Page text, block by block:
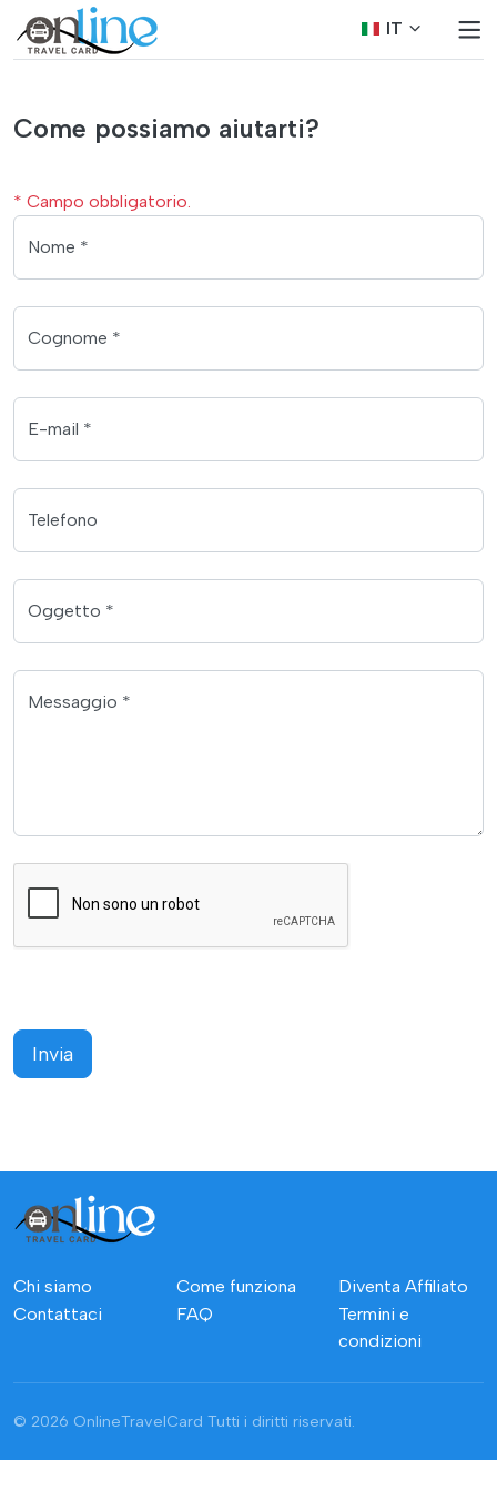
IT
Come possiamo aiutarti?
* Campo obbligatorio.
Nome *
Cognome *
E-mail *
Telefono
Oggetto *
Messaggio *
Invia
Chi siamo
Contattaci
Come funziona
FAQ
Diventa Affiliato
Termini e
condizioni
© 2026 OnlineTravelCard Tutti i diritti riservati.